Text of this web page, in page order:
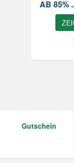
AB 85%
Gutschein